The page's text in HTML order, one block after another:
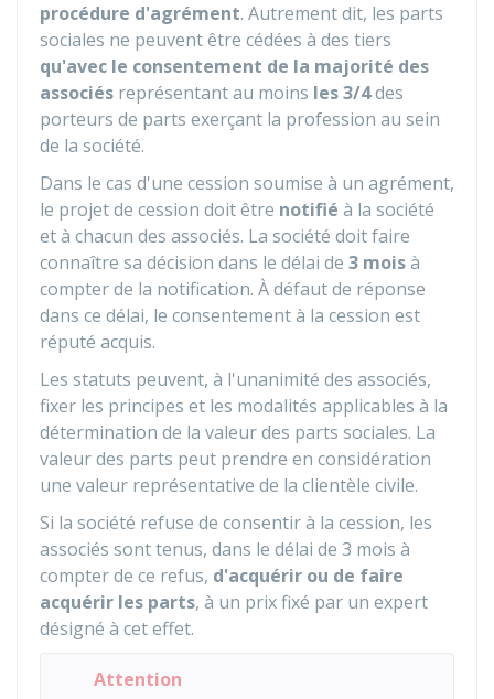
procédure d'agrément. Autrement dit, les parts
sociales ne peuvent être cédées à des tiers
qu'avec le consentement de la majorité des
associés représentant au moins les 3/4des
porteurs de parts exerçant la profession au sein
de la société.
Dans le cas d'une cession soumise à un agrément,
le projet de cession doit être notifié à la société
et à chacun des associés. La société doit faire
connaître sa décision dans le délai de 3 moisà
compter de la notification. À défaut de réponse
dans ce délai, le consentement à la cession est
réputé acquis.
Les statuts peuvent, à l'unanimité des associés,
fixer les principes et les modalités applicables à la
détermination de la valeur des parts sociales. La
valeur des parts peut prendre en considération
une valeur représentative de la clientèle civile.
Si la société refuse de consentir à la cession, les
associés sont tenus, dans le délai de 3 mois à
compter de ce refus, d'acquérir ou de faire
acquérir les parts, à un prix fixé par un expert
désigné à cet effet.
Attention